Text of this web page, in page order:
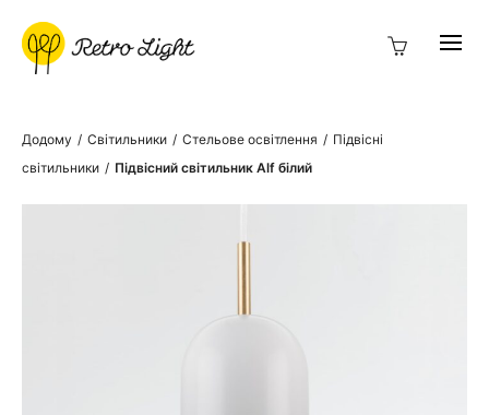
Додому / Світильники / Стельове освітлення / Підвісні
світильники / Підвісний світильник Alf білий